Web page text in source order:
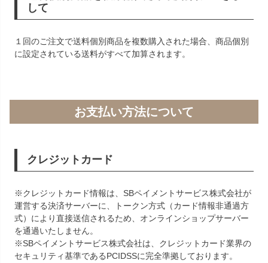
して
１回のご注文で送料個別商品を複数購入された場合、商品個別
に設定されている送料がすべて加算されます。
お支払い方法について
クレジットカード
※クレジットカード情報は、SBペイメントサービス株式会社が
運営する決済サーバーに、トークン方式（カード情報非通過方
式）により直接送信されるため、オンラインショップサーバー
を通過いたしません。
※SBペイメントサービス株式会社は、クレジットカード業界の
セキュリティ基準であるPCIDSSに完全準拠しております。